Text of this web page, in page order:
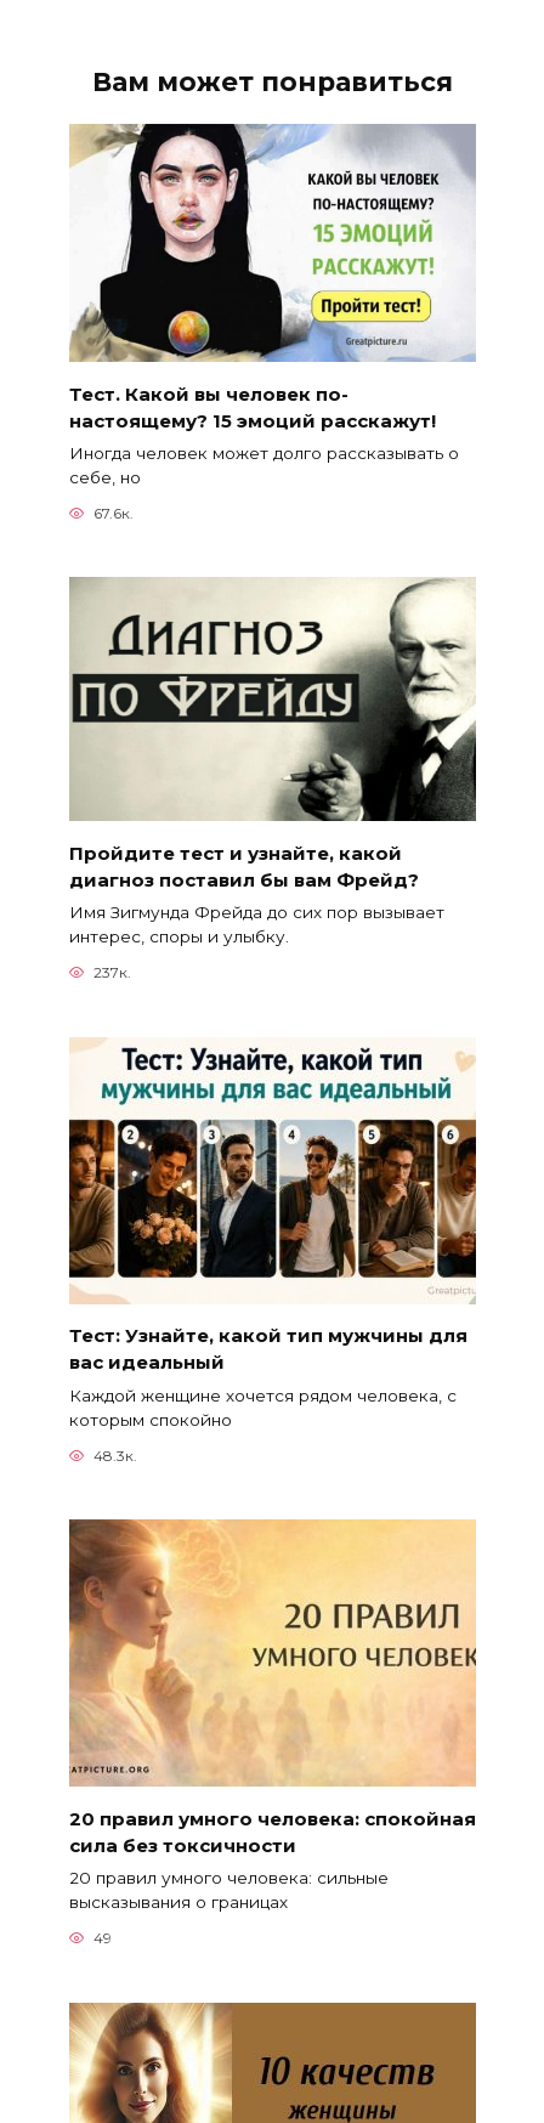
Вам может понравиться
Тест. Какой вы человек по-
настоящему? 15 эмоций расскажут!
Иногда человек может долго рассказывать о
себе, но
67.6к.
Пройдите тест и узнайте, какой
диагноз поставил бы вам Фрейд?
Имя Зигмунда Фрейда до сих пор вызывает
интерес, споры и улыбку.
237к.
Тест: Узнайте, какой тип мужчины для
вас идеальный
Каждой женщине хочется рядом человека, с
которым спокойно
48.3к.
20 правил умного человека: спокойная
сила без токсичности
20 правил умного человека: сильные
высказывания о границах
49